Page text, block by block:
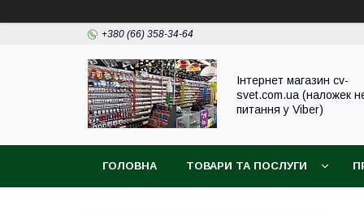
+380 (66) 358-34-64
Інтернет магазин cv-
svet.com.ua (наложек
питання у Viber)
ГОЛОВНА ТОВАРИ ТА ПОСЛУГИ